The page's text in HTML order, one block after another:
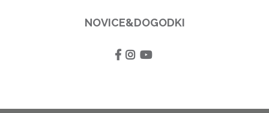
NOVICE&DOGODKI